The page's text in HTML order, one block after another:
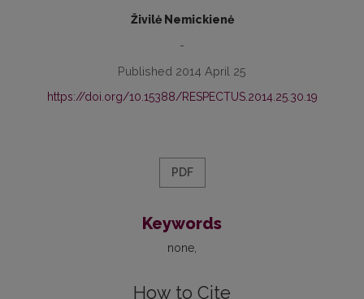
Živilė Nemickienė
-
Published 2014 April 25
https://doi.org/10.15388/RESPECTUS.2014.25.30.19
PDF
Keywords
none
How to Cite